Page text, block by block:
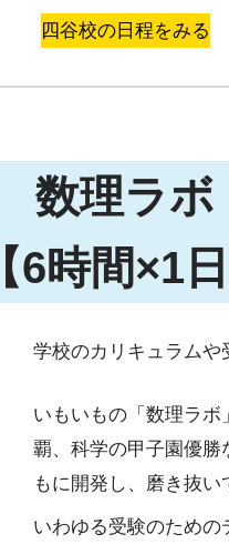
四谷校の日程をみる
数理ラボ
【6時間×1日
学校のカリキュラムや
いもいもの「数理ラ
覇、科学の甲子園優勝
もに開発し、磨き抜い
いわゆる受験のため